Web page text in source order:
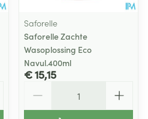
Saforelle
Saforelle Zachte
Wasoplossing Eco
Navul.400ml
€ 15,15